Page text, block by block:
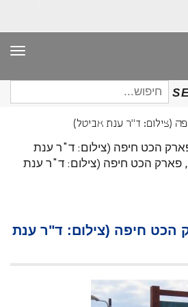
חיפוש
עבור:
(צילום: ד"ר ענת אביטל)
הכט חיפה (צילום: ד"ר ענת
פארק הכט חיפה (צילום: ד"ר ענת
הכט חיפה (צילום: ד"ר ענת